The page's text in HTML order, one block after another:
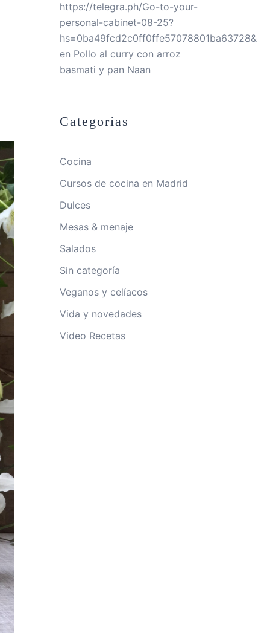
https://telegra.ph/Go-to-your-
personal-cabinet-08-25?
hs=0ba49fcd2c0ff0ffe57078801ba63728&
en Pollo al curry con arroz
basmati y pan Naan
Categorías
Cocina
Cursos de cocina en Madrid
Dulces
Mesas & menaje
Salados
Sin categoría
Veganos y celíacos
Vida y novedades
Video Recetas